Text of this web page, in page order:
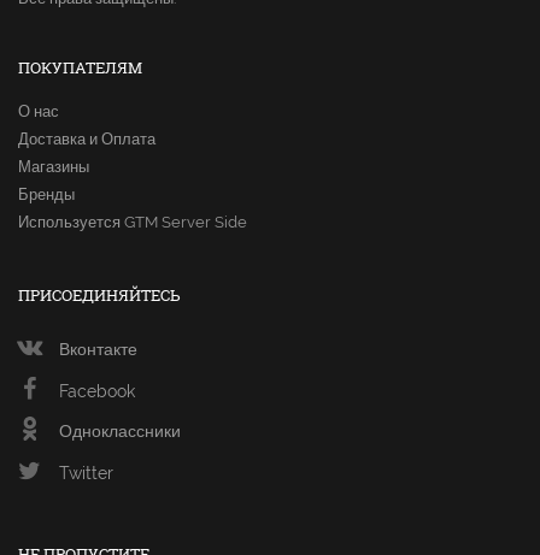
ПОКУПАТЕЛЯМ
О нас
Доставка и Оплата
Магазины
Бренды
Используется GTM Server Side
ПРИСОЕДИНЯЙТЕСЬ
Вконтакте
Facebook
Одноклассники
Twitter